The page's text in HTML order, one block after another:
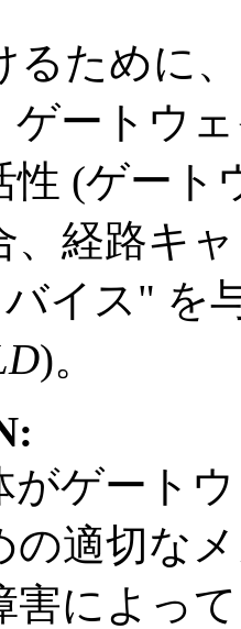
るために
ゲートウ
性 (ゲート
、経路キ
イス" を
)。
がゲート
の適切な
害によっ